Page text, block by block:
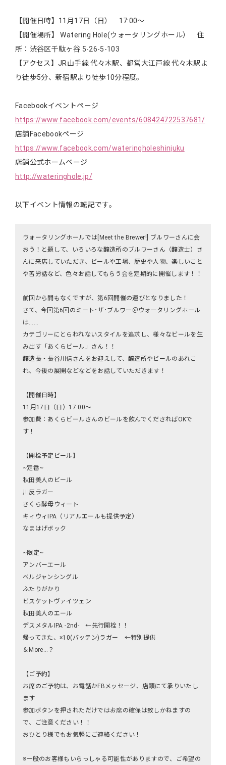
【開催日時】11月17日（日） 17:00～
【開催場所】 Watering Hole(ウォータリングホール） 住
所：渋谷区千駄ヶ谷 5-26-5-103
【アクセス】JR山手線 代々木駅、都営大江戸線 代々木駅よ
り徒歩5分、新宿駅より徒歩10分程度。
Facebookイベントページ
https://www.facebook.com/events/608424722537681/
店舗Facebookページ
https://www.facebook.com/wateringholeshinjuku
店舗公式ホームページ
http://wateringhole.jp/
以下イベント情報の転記です。
ウォータリングホールでは[Meet the Brewer!] ブルワーさんに会
おう！と題して、いろいろな醸造所のブルワーさん（醸造士）さ
んに来店していただき、ビールや工場、歴史や人物、楽しいこと
や苦労話など、色々お話してもらう会を定期的に開催します！！
前回から間もなくですが、第6回開催の運びとなりました！
さて、今回第6回のミート･ザ･ブルワー＠ウォータリングホール
は……
カテゴリーにとらわれないスタイルを追求し、様々なビールを生
み出す「あくらビール」さん！！
醸造長・長谷川信さんをお迎えして、醸造所やビールのあれこ
れ、今後の展開などなどをお話していただきます！
【開催日時】
11月17日（日）17:00～
参加費：あくらビールさんのビールを飲んでくださればOKで
す！
【開栓予定ビール】
~定番~
秋田美人のビール
川反ラガー
さくら酵母ウィート
キィウィIPA（リアルエールも提供予定）
なまはげボック
~限定~
アンバーエール
ベルジャンシングル
ふたりがかり
ビスケットヴァイツェン
秋田美人のエール
デスメタルIPA -2nd- ←先行開栓！！
帰ってきた、×10(バッテン)ラガー ←特別提供
＆More…？
【ご予約】
お席のご予約は、お電話かFBメッセージ、店頭にて承りいたし
ます
参加ボタンを押されただけではお席の確保は致しかねますの
で、ご注意ください！！
おひとり様でもお気軽にご連絡ください！
※一般のお客様もいらっしゃる可能性がありますので、ご希望の